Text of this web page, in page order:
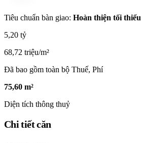
Tiêu chuẩn bàn giao: Hoàn thiện tối thiểu
5,20 tỷ
68,72 triệu/m²
Đã bao gồm toàn bộ Thuế, Phí
75,60 m²
Diện tích thông thuỷ
Chi tiết căn